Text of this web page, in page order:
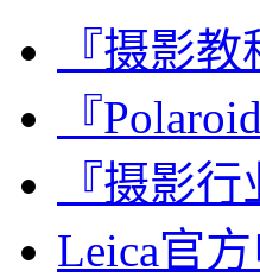
『摄影
『
『摄影
Leica官